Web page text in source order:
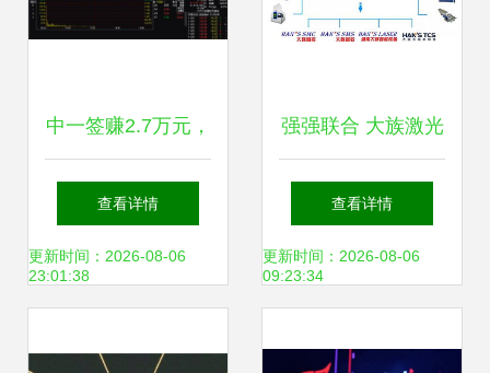
中一签赚2.7万元，
新股赚钱效应爆棚
背后 网络技术研发
查看详情
更新时间：2026-08-06
23:01:38
强强联合 大族激光
智能装备集团与威
腾斯坦签署战略合
查看详情
更新时间：2026-08-06
09:23:34